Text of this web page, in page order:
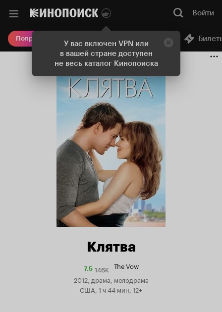
У вас включен VPN или
в вашей стране доступен
не весь каталог Кинопоиска
Войти
Попробовать Плюс Онлайн-кинотеатр
Клятва
7.5Рейтинг
Кинопоиска
7.5
146K The Vow
2012, драма, мелодрама
США, 1 ч 44 мин, 12+